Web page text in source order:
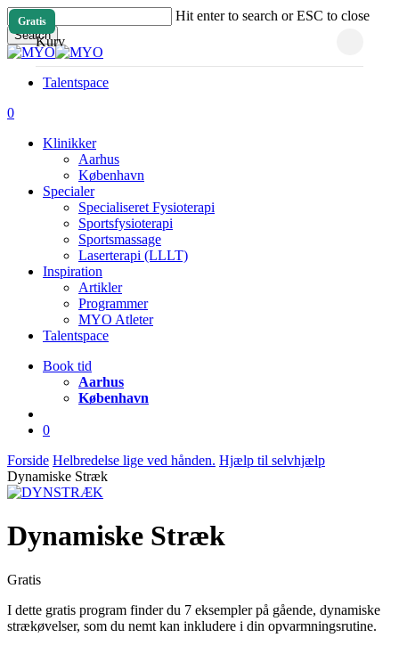
Skip
to
main
content
Hit enter to search or ESC to close
Search
Close
Search
Talentspace
account
0
Klinikker
Aarhus
København
Specialer
Specialiseret Fysioterapi
Sportsfysioterapi
Sportsmassage
Laserterapi (LLLT)
Inspiration
Artikler
Programmer
MYO Atleter
Talentspace
Book tid
Aarhus
København
0
Kurv
Forside Helbredelse lige ved hånden. Hjælp til selvhjælp
Dynamiske Stræk
Dynamiske Stræk
Gratis
I dette gratis program finder du 7 eksempler på gående, dynamiske
strækøvelser, som du nemt kan inkludere i din opvarmningsrutine.
Gratis
Menu